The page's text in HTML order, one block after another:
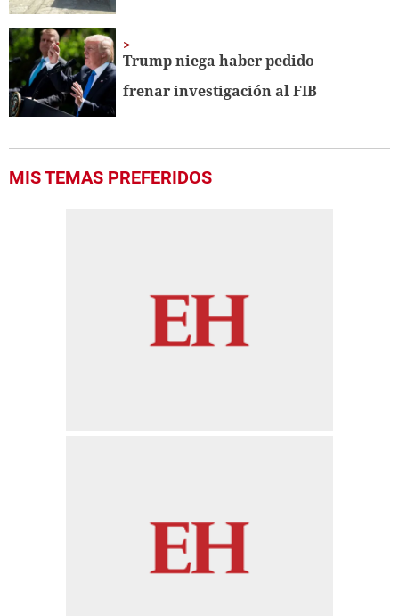
Trump niega haber pedido
frenar investigación al FIB
MIS TEMAS PREFERIDOS